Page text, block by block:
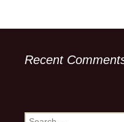
Recent
Search